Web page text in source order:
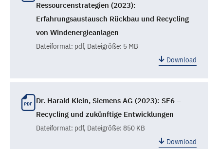
Ressourcenstrategien (2023):
Erfahrungsaustausch Rückbau und Recycling
von Windenergieanlagen
Dateiformat: pdf, Dateigröße: 5 MB
Download
Dr. Harald Klein, Siemens AG (2023): SF6 –
Recycling und zukünftige Entwicklungen
Dateiformat: pdf, Dateigröße: 850 KB
Download